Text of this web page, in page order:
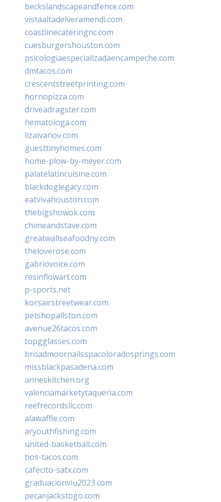
beckslandscapeandfence.com
vistaaltadelveramendi.com
coastlinecateringnc.com
cuesburgershouston.com
psicologiaespecializadaencampeche.com
dmtacos.com
crescentstreetprinting.com
hornopizza.com
driveadragster.com
hematologa.com
lizaivanov.com
guesttinyhomes.com
home-plow-by-meyer.com
palatelatincuisine.com
blackdoglegacy.com
eatvivahouston.com
thebigshowok.com
chimeandstave.com
greatwallseafoodny.com
theloverose.com
gabriovoice.com
resinflowart.com
p-sports.net
korsairstreetwear.com
petshopallston.com
avenue26tacos.com
topgglasses.com
broadmoornailsspacoloradosprings.com
missblackpasadena.com
anneskitchen.org
valenciamarketytaqueria.com
reefrecordsllc.com
alawaffle.com
aryouthfishing.com
united-basketball.com
tios-tacos.com
cafecito-satx.com
graduacionviu2023.com
pecanjackstogo.com